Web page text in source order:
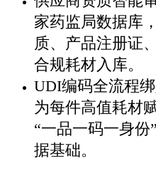
家药监局数据库
质、产品注册证
合规耗材入库。
UDI编码全流程
为每件高值耗材
“一品一码一身
据基础。